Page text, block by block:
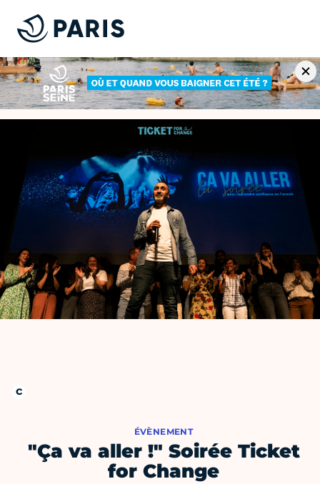
ÉVÈNEMENT
"Ça va aller !" Soirée Ticket
for Change